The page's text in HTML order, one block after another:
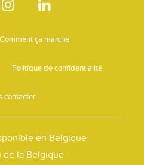
Comment ça marche
Politique de confidentialité
contacter
en Belgique